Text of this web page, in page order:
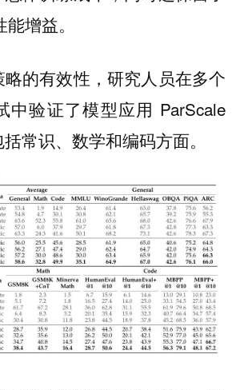
增益。
的有效性，研究人员在多个
中验证了模型应用 ParScale
常识、数学和编码方面。